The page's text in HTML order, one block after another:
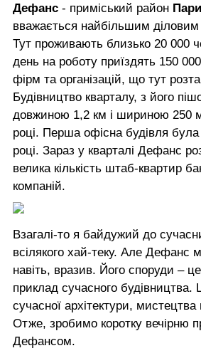
Дефанс - приміський район
вважається найбільшим
Тут проживають близько 20 000
день на роботу приїздять 150
фірм та організацій, що тут
Будівництво кварталу, з його
довжиною 1,2 км і шириною 250
році. Перша офісна будівля була
році. Зараз у кварталі Дефанс
велика кількість штаб-квартир
компаній.
Взагалі-то я байдужий до
всілякого хай-теку. Але Дефанс
навіть, вразив. Його споруди –
приклад сучасного будівництва.
сучасної архітектури,
Отже, зробимо коротку вечірню
Дефансом.